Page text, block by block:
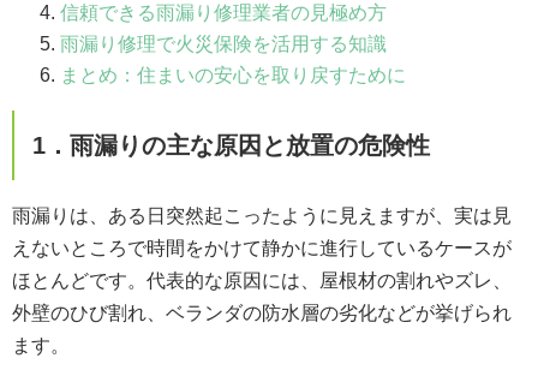
信頼できる雨漏り修理業者の見極め方
雨漏り修理で火災保険を活用する知識
まとめ：住まいの安心を取り戻すために
1．雨漏りの主な原因と放置の危険性
雨漏りは、ある日突然起こったように見えますが、実は見
えないところで時間をかけて静かに進行しているケースが
ほとんどです。代表的な原因には、屋根材の割れやズレ、
外壁のひび割れ、ベランダの防水層の劣化などが挙げられ
ます。